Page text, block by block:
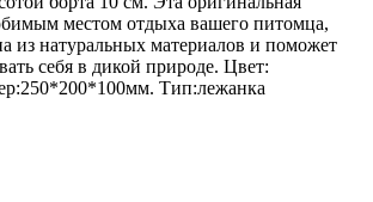
местом отдыха вашего питомца,
из натуральных материалов и поможет
себя в дикой природе. Цвет:
Тип:лежанка